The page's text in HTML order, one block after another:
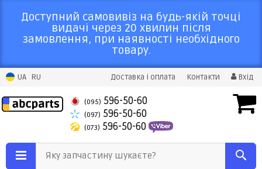
Доступний самовивіз на будь-якій точці
видачі через 20 хвилин після
замовлення, при наявності необхідного
товару.
UA RU Доставка і оплата Контакти Вхід
(095) 596-50-60
(097) 596-50-60
(073) 596-50-60
Яку запчастину шукаєте?